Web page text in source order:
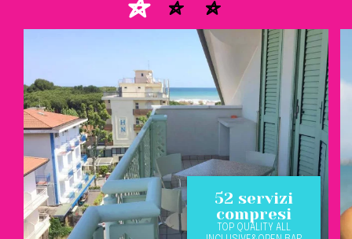
52 servizi
compresi
TOP QUALITY ALL